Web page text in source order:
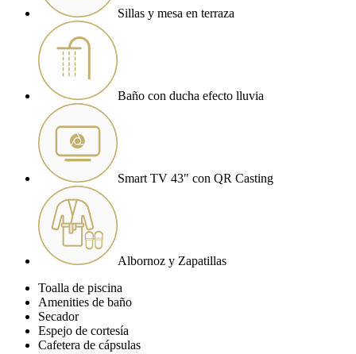
Sillas y mesa en terraza
Baño con ducha efecto lluvia
Smart TV 43" con QR Casting
Albornoz y Zapatillas
Toalla de piscina
Amenities de baño
Secador
Espejo de cortesía
Cafetera de cápsulas